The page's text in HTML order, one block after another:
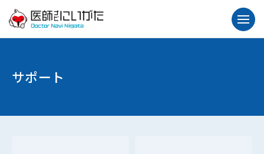
サポート